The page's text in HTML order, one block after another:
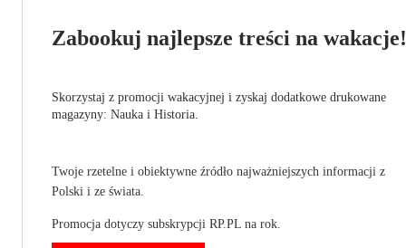
Zabookuj najlepsze treści na wakacje!
Skorzystaj z promocji wakacyjnej i zyskaj dodatkowe drukowane
magazyny: Nauka i Historia.
Twoje rzetelne i obiektywne źródło najważniejszych informacji z
Polski i ze świata.
Promocja dotyczy subskrypcji RP.PL na rok.